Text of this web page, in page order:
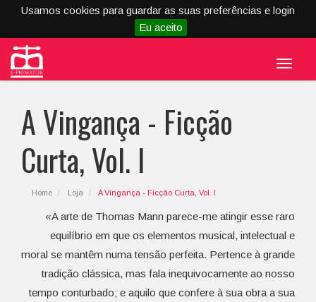
Usamos cookies para guardar as suas preferências e login
Eu aceito
Menu
A Vingança - Ficção
Curta, Vol. I
Home Loja A Vingança - Ficção Curta, Vol. I
«A arte de Thomas Mann parece-me atingir esse raro
equilíbrio em que os elementos musical, intelectual e
moral se mantêm numa tensão perfeita. Pertence à grande
tradição clássica, mas fala inequivocamente ao nosso
tempo conturbado; e aquilo que confere à sua obra a sua